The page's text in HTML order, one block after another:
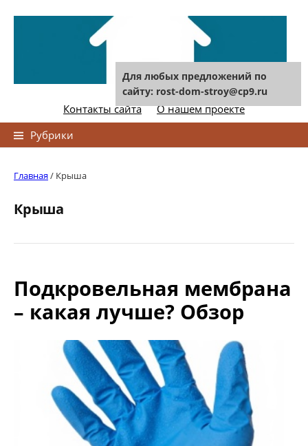
Контакты сайта
О нашем проекте
Рубрики
Главная/ Крыша
Крыша
Подкровельная мембрана
– какая лучше? Обзор
Для любых предложений по
сайту: rost-dom-stroy@cp9.ru